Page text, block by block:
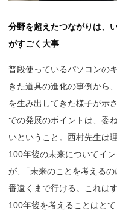
分野を超えたつながりは、
がすごく大事
普段使っているパソコンの
きた道具の進化の事例から
を生み出してきた様子が示
での発展のポイントは、委
いということ。西村先生は
100年後の未来についてイ
が
「未来のことを考える
番遠くまで行ける。これは
100年後を考えることはと